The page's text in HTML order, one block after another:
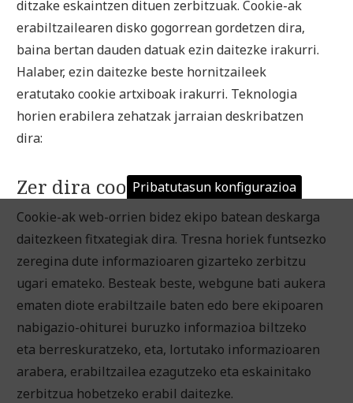
ditzake eskaintzen dituen zerbitzuak. Cookie-ak
erabiltzailearen disko gogorrean gordetzen dira,
baina bertan dauden datuak ezin daitezke irakurri.
Halaber, ezin daitezke beste hornitzaileek
eratutako cookie artxiboak irakurri. Teknologia
horien erabilera zehatzak jarraian deskribatzen
dira:
Zer dira cookieak?
Cookie-ak web-orrien bidez ekipo batean deskarga
daitezkeen fitxategiak dira. Tresna horiek funtsezko
zeregina dute informazioaren gizarteko zerbitzu
ugari emateko. Besteak beste, webgune bati aukera
ematen diote erabiltzaile baten edo bere ekipoaren
nabigazio-ohiturei buruzko informazioa biltzeko
eta berreskuratzeko, eta, lortutako informazioaren
arabera, erabiltzailea ezagutzeko eta eskainitako
zerbitzua hobetzeko erabil daitezke.
Pribatutasun konfigurazioa